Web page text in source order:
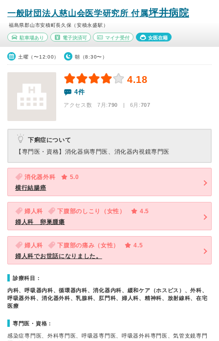
一般財団法人慈山会医学研究所 付属坪井病院
福島県郡山市安積町長久保（安積永盛駅）
駐車場あり 電子決済可 マイナ受付 女医在籍
土曜（〜12:00） 朝（8:30〜）
4.18
4件
アクセス数 7月:790 | 6月:707
下痢症について
【専門医・資格】 消化器病専門医、消化器内視鏡専門医
消化器外科
5.0
横行結腸癌
婦人科 下腹部のしこり（女性）
4.5
婦人科 卵巣腫瘍
婦人科 下腹部の痛み（女性）
4.5
婦人科でお世話になりました。
診療科目：
内科、呼吸器内科、循環器内科、消化器内科、緩和ケア（ホスピス）、外科、
呼吸器外科、消化器外科、乳腺科、肛門科、婦人科、精神科、放射線科、在宅
医療
専門医・資格：
感染症専門医、外科専門医、呼吸器専門医、呼吸器外科専門医、気管支鏡専門